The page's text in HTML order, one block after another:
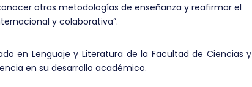
otras metodologías de enseñanza y reafirmar el
y colaborativa”.
en Lenguaje y Literatura de la Facultad de Ciencias y
en su desarrollo académico.